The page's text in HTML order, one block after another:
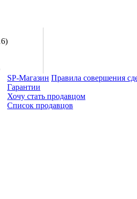
SP-Магазин Правила совершения
Гарантии
Хочу стать продавцом
Список продавцов